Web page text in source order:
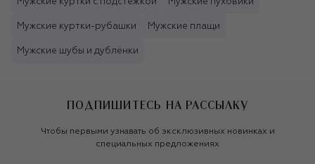
Мужские куртки с подстёжкой Мужские пуховики
Мужские куртки-рубашки Мужские плащи
Мужские шубы и дублёнки
ПОДПИШИТЕСЬ НА РАССЫЛКУ
Чтобы первыми узнавать об эксклюзивных новинках и
специальных предложениях